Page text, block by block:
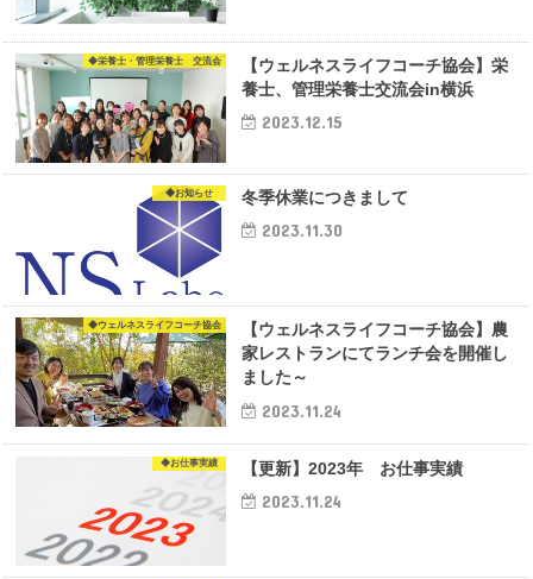
◆栄養士・管理栄養士 交流会
【ウェルネスライフコーチ協会】栄
養士、管理栄養士交流会in横浜
2023.12.15
◆お知らせ 冬季休業につきまして
2023.11.30
◆ウェルネスライフコーチ協会
【ウェルネスライフコーチ協会】農
家レストランにてランチ会を開催し
ました～
2023.11.24
◆お仕事実績 【更新】2023年 お仕事実績
2023.11.24